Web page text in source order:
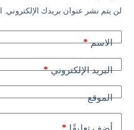
لن يتم نشر عنوان بريدك الإلكتروني.
الاسم*
البريد الإلكتروني*
الموقع
*